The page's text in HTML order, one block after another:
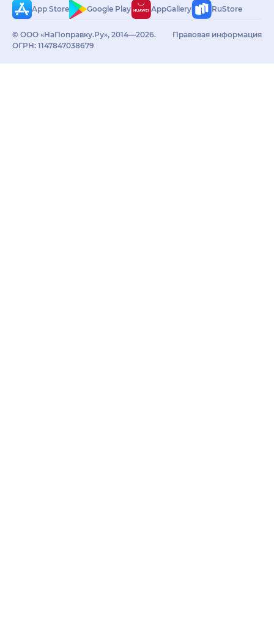
App Store
Google Play AppGallery RuStore
© ООО «НаПоправку.Ру», 2014—2026.
ОГРН: 1147847038679
Правовая информация